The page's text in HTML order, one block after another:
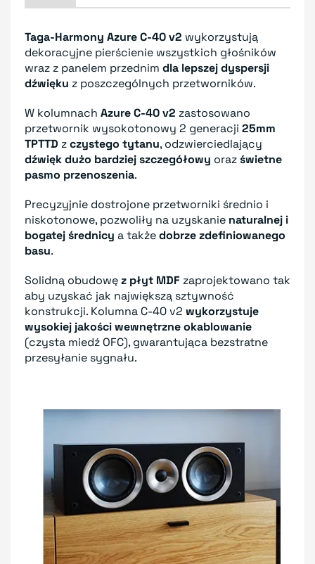
Taga-Harmony Azure C-40 v2 wykorzystują
dekoracyjne pierścienie wszystkich głośników
wraz z panelem przednim dla lepszej dyspersji
dźwięku z poszczególnych przetworników.
W kolumnach Azure C-40 v2 zastosowano
przetwornik wysokotonowy 2 generacji 25mm
TPTTD zczystego tytanu, odzwierciedlający
dźwięk dużo bardziej szczegółowy orazświetne
pasmo przenoszenia.
Precyzyjnie dostrojone przetworniki średnio i
niskotonowe, pozwoliły na uzyskanie naturalnej i
bogatej średnicy a takżedobrze zdefiniowanego
basu.
Solidną obudowęz płyt MDF zaprojektowano tak
aby uzyskać jak największą sztywność
konstrukcji. Kolumna C-40 v2 wykorzystuje
wysokiej jakości wewnętrzne okablowanie
(czysta miedź OFC), gwarantująca bezstratne
przesyłanie sygnału.